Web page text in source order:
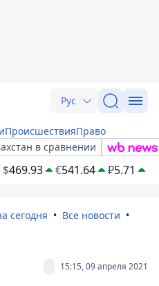
Рус
ПроисшествияПраво
в сравнении
$469.93 €541.64 ₽5.71
сегодня
Все новости
15:15, 09 апреля 2021